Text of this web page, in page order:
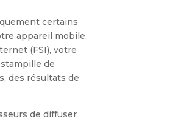
certains
appareil mobile,
(FSI), votre
de
des résultats de
de diffuser